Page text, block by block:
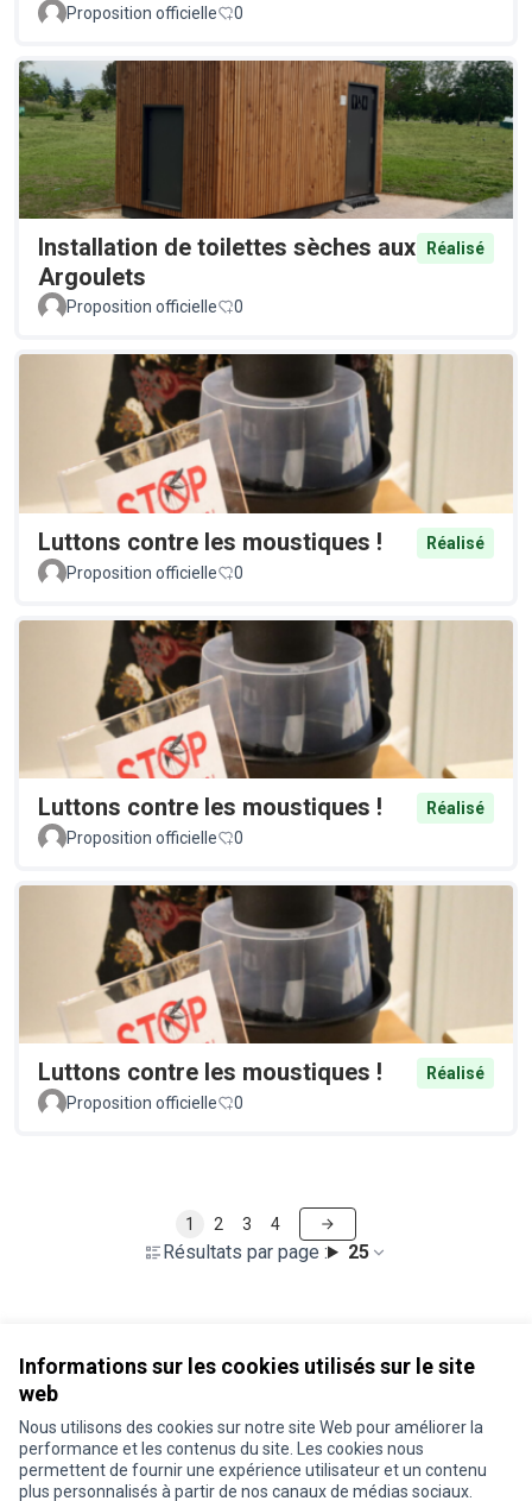
Informations sur les cookies utilisés sur le site
web
Nous utilisons des cookies sur notre site Web pour améliorer la
performance et les contenus du site. Les cookies nous
permettent de fournir une expérience utilisateur et un contenu
plus personnalisés à partir de nos canaux de médias sociaux.
Proposition officielle 0
Installation de toilettes sèches aux
Argoulets
Réalisé
Proposition officielle 0
Luttons contre les moustiques !
Réalisé
Proposition officielle
0
Luttons contre les moustiques !
Réalisé
Proposition officielle
0
Luttons contre les moustiques !
Réalisé
Proposition officielle
0
Résultats par page : 25
1 2 3 4
Conditions d'utilisation
Paramètres des cookies
Je participe ! sur X
Je participe ! sur Facebook
Je participe ! sur Instagram